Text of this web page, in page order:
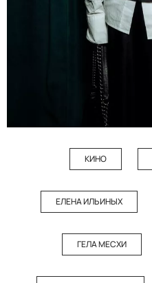
КИНО
ЕЛЕНА ИЛЬИНЫХ
ГЕЛА МЕСХИ